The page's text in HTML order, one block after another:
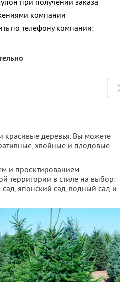
при получении заказа
компании
по телефону компании:
деревья. Вы можете
хвойные и плодовые
и проектированием
территории в стиле на выбор:
сад, японский сад, водный сад и